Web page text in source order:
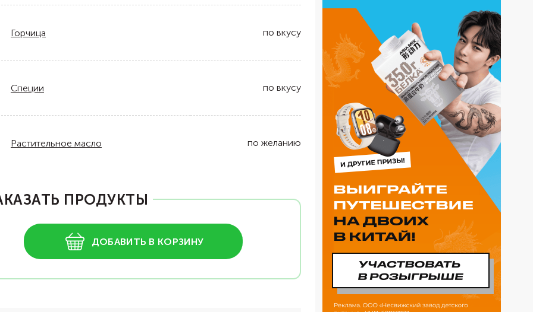
Горчица по вкусу
Специи по вкусу
Растительное масло по желанию
ПРОДУКТЫ
ДОБАВИТЬ В КОРЗИНУ